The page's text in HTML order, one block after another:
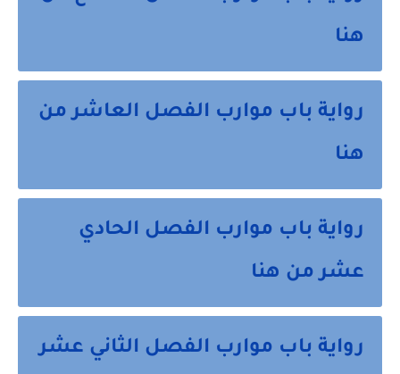
هنا
رواية باب موارب الفصل العاشر من
هنا
رواية باب موارب الفصل الحادي
عشر من هنا
رواية باب موارب الفصل الثاني عشر